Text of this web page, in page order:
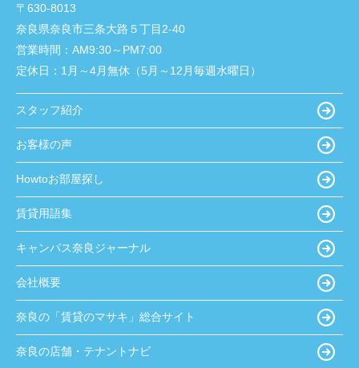
〒630-8013
奈良県奈良市三条大路５丁目2-40
営業時間： AM9:30～PM7:00
定休日： 1月～4月無休（5月～12月毎週水曜日）
スタッフ紹介
お客様の声
Howtoお部屋探し
賃貸用語集
キャンパス奈良ジャーナル
会社概要
奈良の「賃貸のマサキ」総合サイト
奈良の店舗・テナントナビ